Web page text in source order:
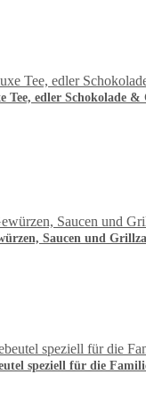
Tee, edler Schokolade &
Saucen und
speziell für die